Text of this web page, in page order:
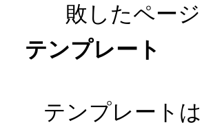
敗したペー
テンプレート
テンプレート